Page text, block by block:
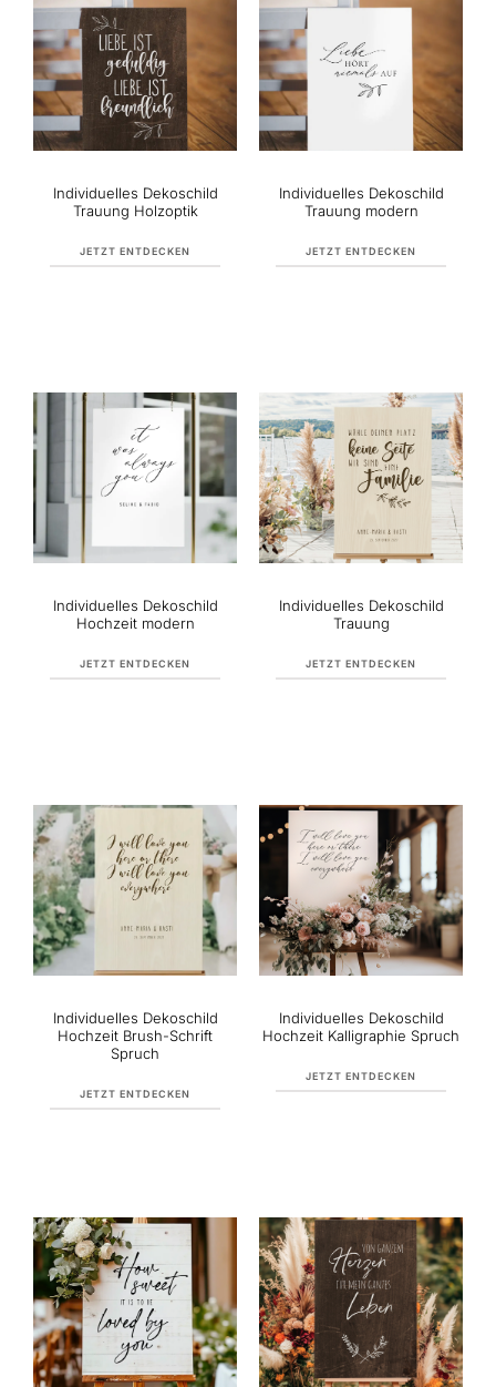
Individuelles Dekoschild
Trauung Holzoptik
JETZT ENTDECKEN
Individuelles Dekoschild
Trauung modern
JETZT ENTDECKEN
Individuelles Dekoschild
Hochzeit modern
JETZT ENTDECKEN
Individuelles Dekoschild
Trauung
JETZT ENTDECKEN
Individuelles Dekoschild
Hochzeit Brush-Schrift
Spruch
JETZT ENTDECKEN
Individuelles Dekoschild
Hochzeit Kalligraphie Spruch
JETZT ENTDECKEN